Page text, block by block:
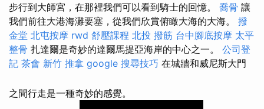
步行到大師宮，在那裡我們可以看到騎士的回憶。 喬骨 讓
我們前往大港海灘要塞，從我們欣賞俯瞰大海的大海。 撥
金堂 北屯按摩 rwd 舒壓課程 北投 撥筋 台中腳底按摩 太平
整骨 扎達爾是奇妙的達爾馬提亞海岸的中心之一。 公司登
記 茶會 新竹 推拿 google 搜尋技巧 在城牆和威尼斯大門
之間行走是一種奇妙的感覺。